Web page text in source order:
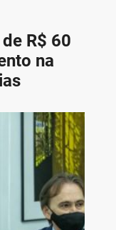
R$ 60
na